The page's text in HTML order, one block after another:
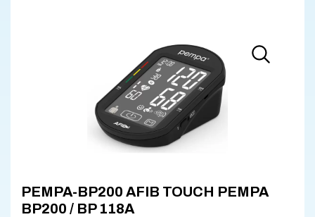
PEMPA-BP200 AFIB TOUCH PEMPA
BP200 / BP 118A